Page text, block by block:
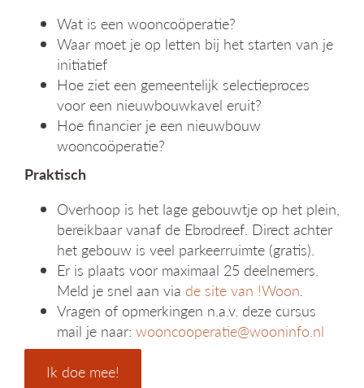
Wat is een wooncoöperatie?
Waar moet je op letten bij het starten van je
initiatief
Hoe ziet een gemeentelijk selectieproces
voor een nieuwbouwkavel eruit?
Hoe financier je een nieuwbouw
wooncoöperatie?
Praktisch
Overhoop is het lage gebouwtje op het plein,
bereikbaar vanaf de Ebrodreef. Direct achter
het gebouw is veel parkeerruimte (gratis).
Er is plaats voor maximaal 25 deelnemers.
Meld je snel aan via de site van !Woon.
Vragen of opmerkingen n.a.v. deze cursus
mail je naar: wooncooperatie@wooninfo.nl
Ik doe mee!